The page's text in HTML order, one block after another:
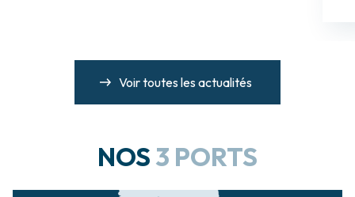
Voir toutes les actualités
NOS 3 PORTS